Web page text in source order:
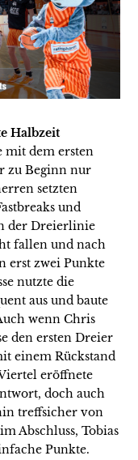
Halbzeit
mit dem ersten
zu Beginn nur
setzten
und
der Dreierlinie
fallen und nach
erst zwei Punkte
nutzte die
aus und baute
wenn Chris
den ersten Dreier
einem Rückstand
eröffnete
doch auch
treffsicher von
Abschluss, Tobias
Punkte.